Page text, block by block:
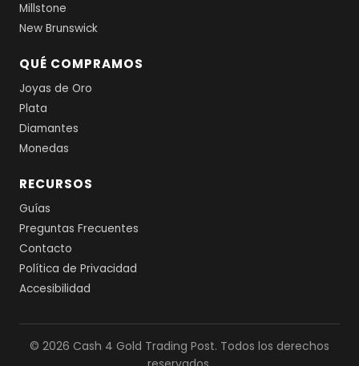
Millstone
New Brunswick
QUÉ COMPRAMOS
Joyas de Oro
Plata
Diamantes
Monedas
RECURSOS
Guías
Preguntas Frecuentes
Contacto
Política de Privacidad
Accesibilidad
© 2026 Cash 4 Gold Trading Post. Todos los derechos